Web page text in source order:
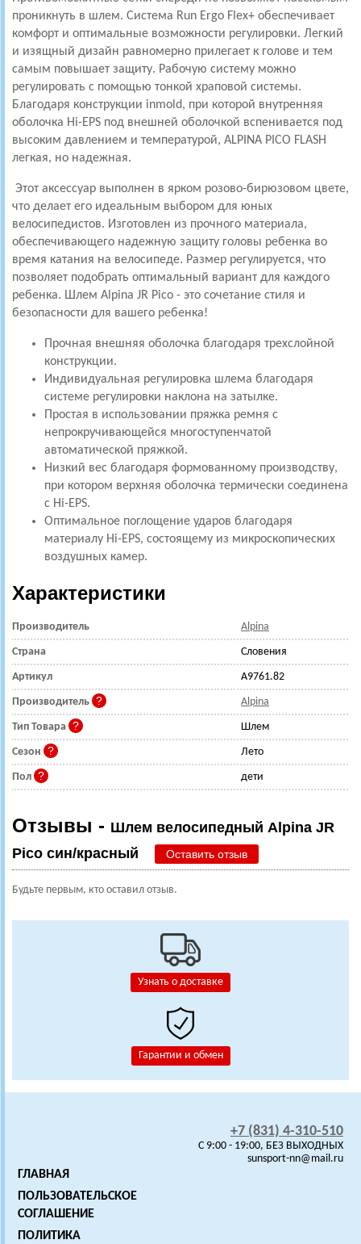
Узнать о доставке
Гарантии и обмен
проникнуть в шлем. Система Run Ergo Flex+ обеспечивает
комфорт и оптимальные возможности регулировки. Легкий
и изящный дизайн равномерно прилегает к голове и тем
самым повышает защиту. Рабочую систему можно
регулировать с помощью тонкой храповой системы.
Благодаря конструкции inmold, при которой внутренняя
оболочка Hi-EPS под внешней оболочкой вспенивается под
высоким давлением и температурой, ALPINA PICO FLASH
легкая, но надежная.
Этот аксессуар выполнен в ярком розово-бирюзовом цвете,
что делает его идеальным выбором для юных
велосипедистов. Изготовлен из прочного материала,
обеспечивающего надежную защиту головы ребенка во
время катания на велосипеде. Размер регулируется, что
позволяет подобрать оптимальный вариант для каждого
ребенка. Шлем Alpina JR Pico - это сочетание стиля и
безопасности для вашего ребенка!
Прочная внешняя оболочка благодаря трехслойной
конструкции.
Индивидуальная регулировка шлема благодаря
системе регулировки наклона на затылке.
Простая в использовании пряжка ремня с
непрокручивающейся многоступенчатой ​​
автоматической пряжкой.
Низкий вес благодаря формованному производству,
при котором верхняя оболочка термически соединена
с Hi-EPS.
Оптимальное поглощение ударов благодаря
материалу Hi-EPS, состоящему из микроскопических
воздушных камер.
Характеристики
Производитель Alpina
Страна Словения
Артикул A9761.82
Производитель Alpina
Тип Товара Шлем
Сезон Лето
Пол дети
Отзывы - Шлем велосипедный Alpina JR
Pico син/красный
Оставить отзыв
Будьте первым, кто оставил отзыв.
+7 (831) 4-310-510
C 9:00 - 19:00, БЕЗ ВЫХОДНЫХ
sunsport-nn@mail.ru
ГЛАВНАЯ
ПОЛЬЗОВАТЕЛЬСКОЕ
СОГЛАШЕНИЕ
ПОЛИТИКА